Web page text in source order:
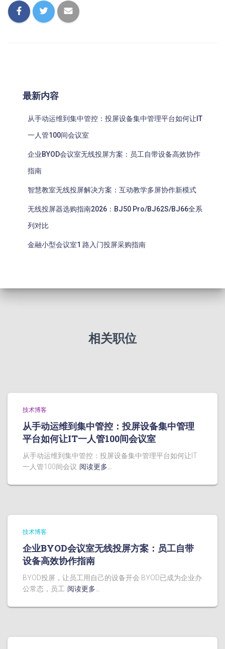
最新内容
从手动运维到集中管控：投屏设备集中管理平台如何让IT
一人管100间会议室
企业BYOD会议室无线投屏方案：员工自带设备高效协作
指南
智慧教室无线投屏解决方案：互动教学多屏协作新模式
无线投屏器选购指南2026：BJ50 Pro/BJ62S/BJ66全系
列对比
金融小型会议室1 路入门投屏采购指南
相关职位
技术博客
从手动运维到集中管控：投屏设备集中管理
平台如何让IT一人管100间会议室
从手动运维到集中管控：投屏设备集中管理平台如何让IT
一人管100间会议 阅读更多…
技术博客
企业BYOD会议室无线投屏方案：员工自带
设备高效协作指南
BYOD投屏，让员工用自己的设备开会 BYOD已成为企业办
公常态，员工 阅读更多…